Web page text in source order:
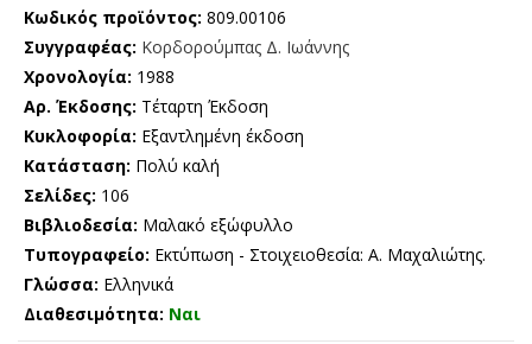
Κωδικός προϊόντος: 809.00106
Συγγραφέας: Κορδορούμπας Δ. Ιωάννης
Χρονολογία: 1988
Αρ. Έκδοσης: Τέταρτη Έκδοση
Κυκλοφορία: Εξαντλημένη έκδοση
Κατάσταση: Πολύ καλή
Σελίδες: 106
Βιβλιοδεσία: Μαλακό εξώφυλλο
Τυπογραφείο: Εκτύπωση - Στοιχειοθεσία: Α. Μαχαλιώτης.
Γλώσσα: Ελληνικά
Διαθεσιμότητα: Ναι